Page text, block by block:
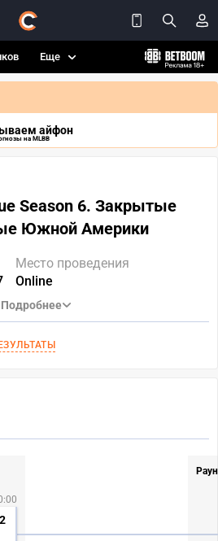
Еще
айфон
на MLBB
Season 6. Закрытые
Южной Америки
Место проведения
Online
Подробнее
2